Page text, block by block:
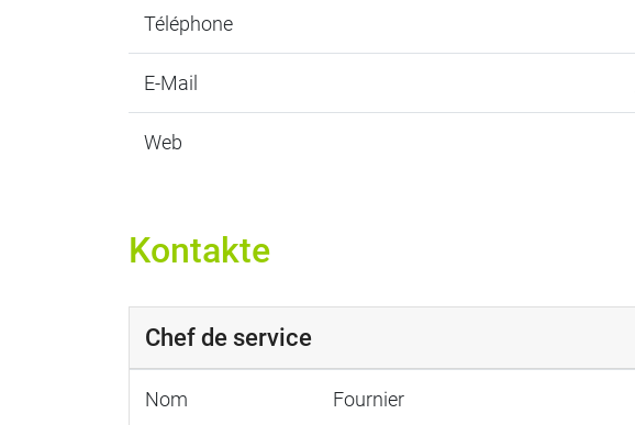
Téléphone
E-Mail
Web
Kontakte
Chef de service
Nom Fournier